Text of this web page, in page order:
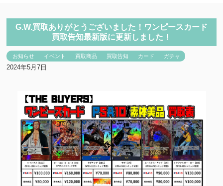
G.W.買取ありがとうございました！ワンピースカード
買取告知最新版に更新しました！
お知らせ イベント 買取商品 買取告知 カード ガチャ
2024年5月7日